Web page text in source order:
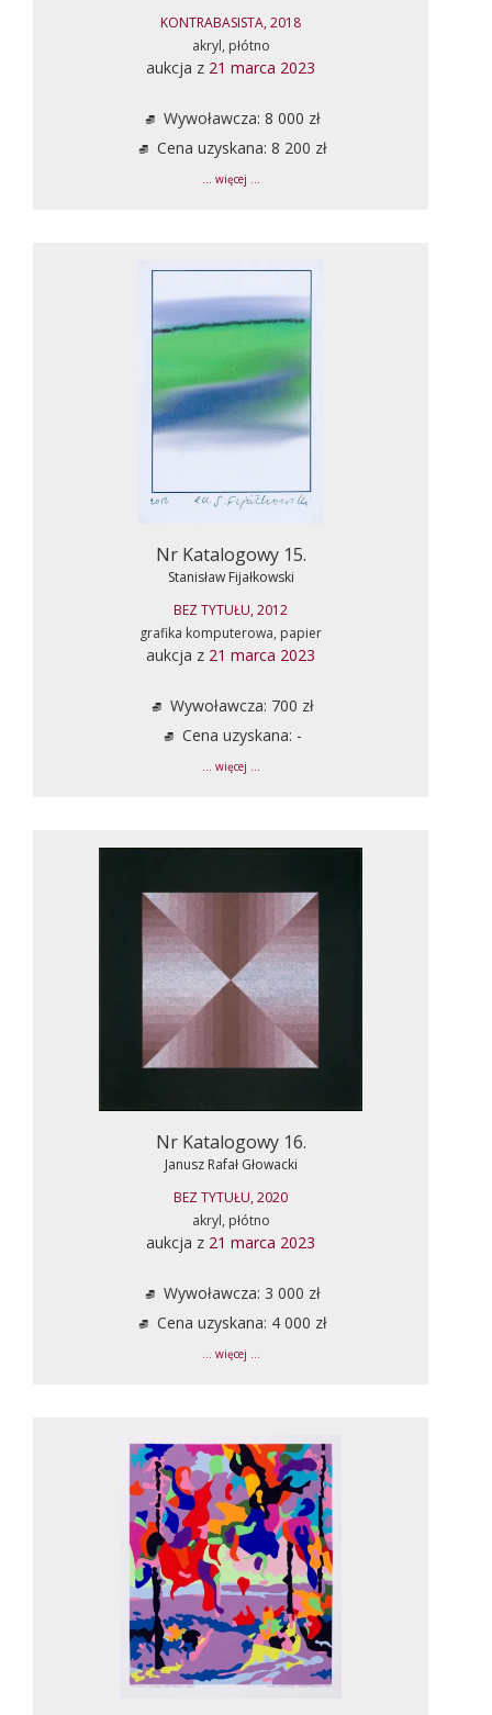
KONTRABASISTA, 2018
akryl, płótno
aukcja z 21 marca 2023
Wywoławcza: 8 000 zł
Cena uzyskana: 8 200 zł
... więcej ...
Nr Katalogowy 15.
Stanisław Fijałkowski
BEZ TYTUŁU, 2012
grafika komputerowa, papier
aukcja z 21 marca 2023
Wywoławcza: 700 zł
Cena uzyskana: -
... więcej ...
Nr Katalogowy 16.
Janusz Rafał Głowacki
BEZ TYTUŁU, 2020
akryl, płótno
aukcja z 21 marca 2023
Wywoławcza: 3 000 zł
Cena uzyskana: 4 000 zł
... więcej ...